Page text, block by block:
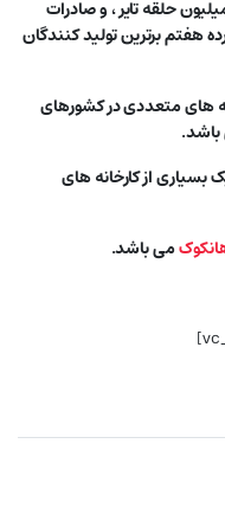
تولید سالانه ۹۲ میلیون حلقه تایر ، و صادرات
جهان ، در رده هفتم برترین تولید کنندگان
های متعددی در کشورهای
باشد.
بسیاری از کارخانه های
می باشد.